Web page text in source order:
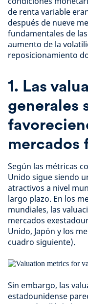
de renta variable
después de nueve
fundamentales de
aumento de la
reposicionamiento
1. Las
generales
mercados
Según las métricas
Unido sigue siendo
atractivos a nivel
largo plazo. En los
mundiales, las
mercados
Unido, Japón y los
cuadro siguiente).
Sin embargo, las
estadounidense